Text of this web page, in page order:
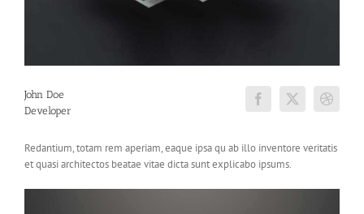
John Doe
Developer
Redantium, totam rem aperiam, eaque ipsa qu ab illo inventore veritatis
et quasi architectos beatae vitae dicta sunt explicabo ipsums.